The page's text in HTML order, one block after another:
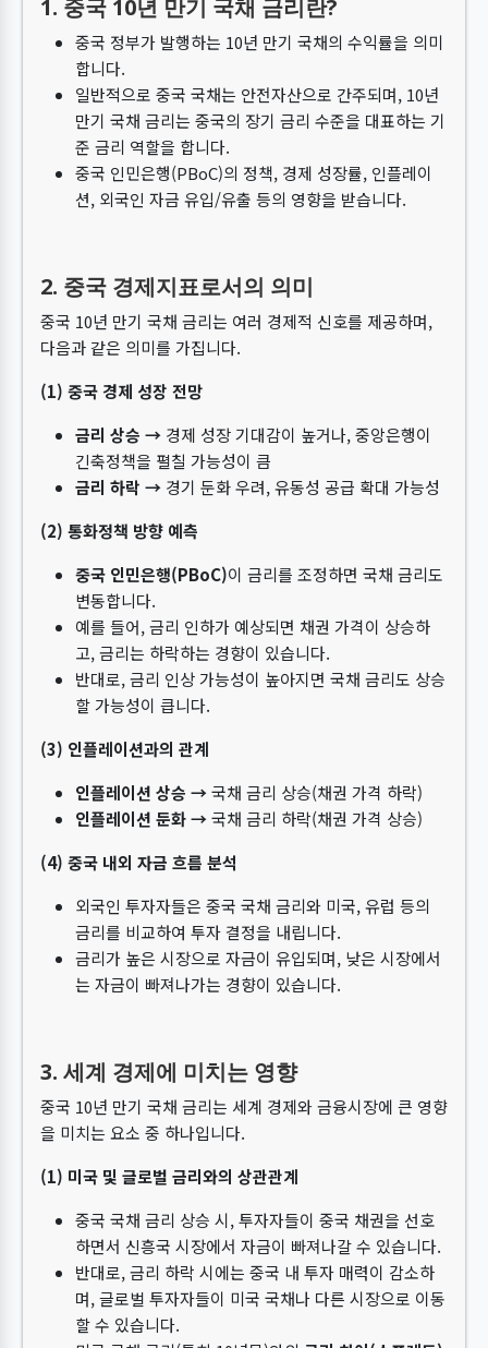
1. 중국 10년 만기 국채 금리란?
중국 정부가 발행하는 10년 만기 국채의 수익률을 의미
합니다.
일반적으로 중국 국채는 안전자산으로 간주되며, 10년
만기 국채 금리는 중국의 장기 금리 수준을 대표하는 기
준 금리 역할을 합니다.
중국 인민은행(PBoC)의 정책, 경제 성장률, 인플레이
션, 외국인 자금 유입/유출 등의 영향을 받습니다.
2. 중국 경제지표로서의 의미
중국 10년 만기 국채 금리는 여러 경제적 신호를 제공하며,
다음과 같은 의미를 가집니다.
(1) 중국 경제 성장 전망
금리 상승 → 경제 성장 기대감이 높거나, 중앙은행이
긴축정책을 펼칠 가능성이 큼
금리 하락 → 경기 둔화 우려, 유동성 공급 확대 가능성
(2) 통화정책 방향 예측
중국 인민은행(PBoC)이 금리를 조정하면 국채 금리도
변동합니다.
예를 들어, 금리 인하가 예상되면 채권 가격이 상승하
고, 금리는 하락하는 경향이 있습니다.
반대로, 금리 인상 가능성이 높아지면 국채 금리도 상승
할 가능성이 큽니다.
(3) 인플레이션과의 관계
인플레이션 상승 →국채 금리 상승(채권 가격 하락)
인플레이션 둔화 →국채 금리 하락(채권 가격 상승)
(4) 중국 내외 자금 흐름 분석
외국인 투자자들은 중국 국채 금리와 미국, 유럽 등의
금리를 비교하여 투자 결정을 내립니다.
금리가 높은 시장으로 자금이 유입되며, 낮은 시장에서
는 자금이 빠져나가는 경향이 있습니다.
3. 세계 경제에 미치는 영향
중국 10년 만기 국채 금리는 세계 경제와 금융시장에 큰 영향
을 미치는 요소 중 하나입니다.
(1) 미국 및 글로벌 금리와의 상관관계
중국 국채 금리 상승 시, 투자자들이 중국 채권을 선호
하면서 신흥국 시장에서 자금이 빠져나갈 수 있습니다.
반대로, 금리 하락 시에는 중국 내 투자 매력이 감소하
며, 글로벌 투자자들이 미국 국채나 다른 시장으로 이동
할 수 있습니다.